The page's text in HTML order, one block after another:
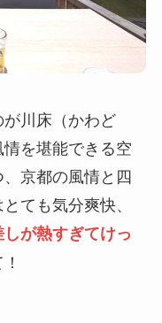
川床（かわど
を堪能できる空
京都の風情と四
ても気分爽快、
しが熱すぎてけっ